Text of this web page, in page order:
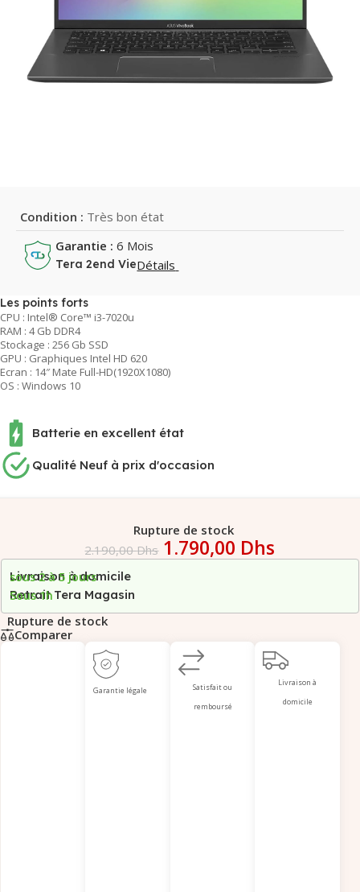
Condition : Très bon état
Garantie : 6 Mois
Tera 2end VieDétails
Les points forts
CPU : Intel® Core™ i3-7020u
RAM : 4 Gb DDR4
Stockage : 256 Gb SSD
GPU : Graphiques Intel HD 620
Ecran : 14″ Mate Full-HD(1920X1080)
OS : Windows 10
Batterie en excellent état
Qualité Neuf à prix d'occasion
Rupture de stock
2.190,00Dhs 1.790,00 Dhs
Livraison à domicile
sous 2 à 5 jours
Retrait Tera Magasin
Sous 1h
Rupture de stock
Comparer
Garantie légale
Satisfait ou
remboursé
Livraison à
domicile